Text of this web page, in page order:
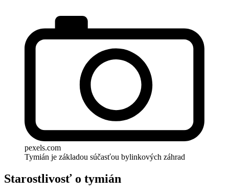
pexels.com
Tymián je základou súčasťou bylinkových záhrad
Starostlivosť o tymián